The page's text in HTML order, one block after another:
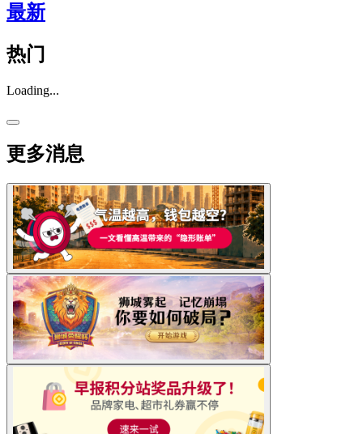
最新
热门
Loading...
更多消息